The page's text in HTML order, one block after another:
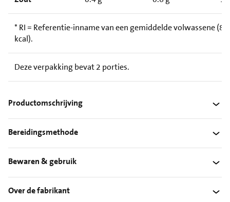
* RI = Referentie-inname van een gemiddelde volwassene
kcal).
Deze verpakking bevat 2 porties.
Productomschrijving
Bereidingsmethode
Bewaren & gebruik
Over de fabrikant